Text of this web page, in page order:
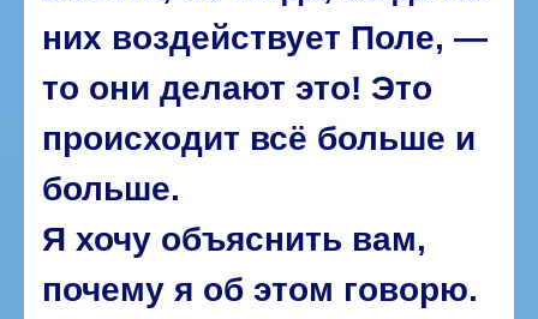
них воздействует Поле, —
то они делают это! Это
происходит всё больше и
больше.
Я хочу объяснить вам,
почему я об этом говорю.